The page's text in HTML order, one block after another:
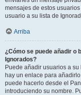
mensajes de estos
usuario a su lista de
Arriba
¿Cómo se puede añadir o
Ignorados?
Puede añadir usuarios a
hay un enlace para
puede hacerlo desde el
introduciendo su nombre.